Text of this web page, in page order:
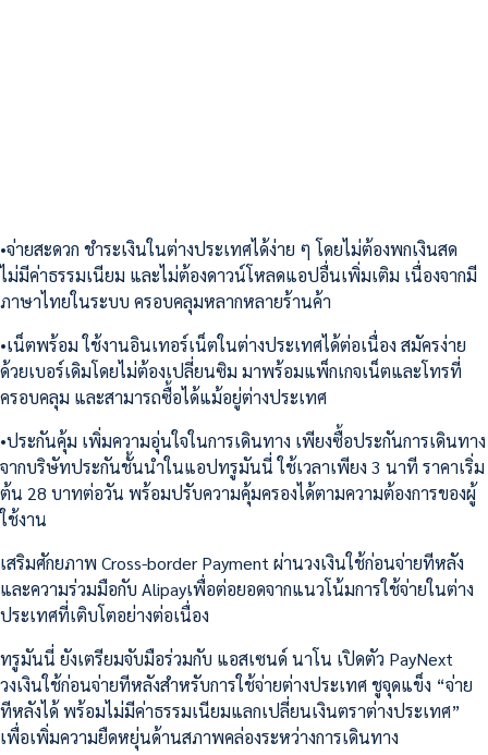
•จ่ายสะดวก ชำระเงินในต่างประเทศได้ง่าย ๆ โดยไม่ต้องพกเงินสด
ไม่มีค่าธรรมเนียม และไม่ต้องดาวน์โหลดแอปอื่นเพิ่มเติม เนื่องจากมี
ภาษาไทยในระบบ ครอบคลุมหลากหลายร้านค้า
•เน็ตพร้อม ใช้งานอินเทอร์เน็ตในต่างประเทศได้ต่อเนื่อง สมัครง่าย
ด้วยเบอร์เดิมโดยไม่ต้องเปลี่ยนซิม มาพร้อมแพ็กเกจเน็ตและโทรที่
ครอบคลุม และสามารถซื้อได้แม้อยู่ต่างประเทศ
•ประกันคุ้ม เพิ่มความอุ่นใจในการเดินทาง เพียงซื้อประกันการเดินทาง
จากบริษัทประกันชั้นนำในแอปทรูมันนี่ ใช้เวลาเพียง 3 นาที ราคาเริ่ม
ต้น 28 บาทต่อวัน พร้อมปรับความคุ้มครองได้ตามความต้องการของผู้
ใช้งาน
เสริมศักยภาพ Cross-border Payment ผ่านวงเงินใช้ก่อนจ่ายทีหลัง
และความร่วมมือกับ Alipayเพื่อต่อยอดจากแนวโน้มการใช้จ่ายในต่าง
ประเทศที่เติบโตอย่างต่อเนื่อง
ทรูมันนี่ ยังเตรียมจับมือร่วมกับ แอสเซนด์ นาโน เปิดตัว PayNext
วงเงินใช้ก่อนจ่ายทีหลังสำหรับการใช้จ่ายต่างประเทศ ชูจุดแข็ง “จ่าย
ทีหลังได้ พร้อมไม่มีค่าธรรมเนียมแลกเปลี่ยนเงินตราต่างประเทศ”
เพื่อเพิ่มความยืดหยุ่นด้านสภาพคล่องระหว่างการเดินทาง